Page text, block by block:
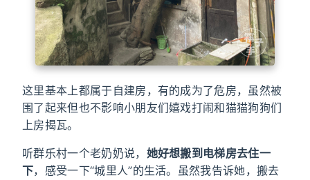
这里基本上都属于自建房，有的成为了危房，虽然被
围了起来但也不影响小朋友们嬉戏打闹和猫猫狗狗们
上房揭瓦。
听群乐村一个老奶奶说， 她好想搬到电梯房去住一
下，感受一下“城里人”的生活。虽然我告诉她，搬去